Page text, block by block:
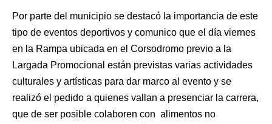
Por parte del municipio se destacó la importancia de este
tipo de eventos deportivos y comunico que el día viernes
en la Rampa ubicada en el Corsodromo previo a la
Largada Promocional están previstas varias actividades
culturales y artísticas para dar marco al evento y se
realizó el pedido a quienes vallan a presenciar la carrera,
que de ser posible colaboren con alimentos no